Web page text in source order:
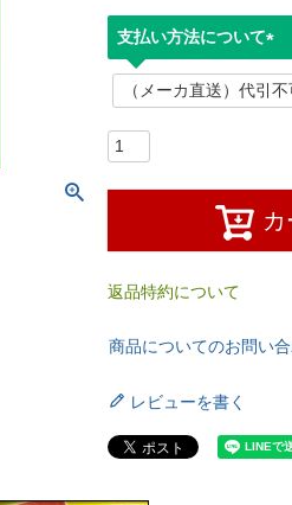
支払い方法について
必
返品特約について
商品についてのお問い
レビューを書く